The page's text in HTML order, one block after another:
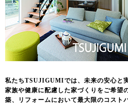
私たちTSUJIGUMIでは、未来の安心と
家族や健康に配慮した家づくりをご希望
築、リフォームにおいて最大限のコスト